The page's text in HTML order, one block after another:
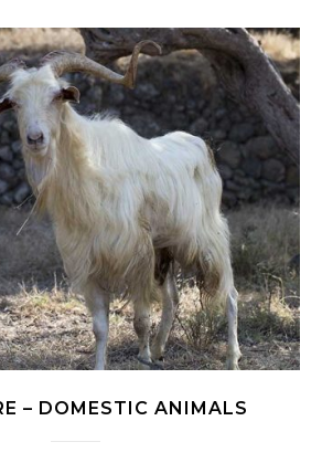
– DOMESTIC ANIMALS